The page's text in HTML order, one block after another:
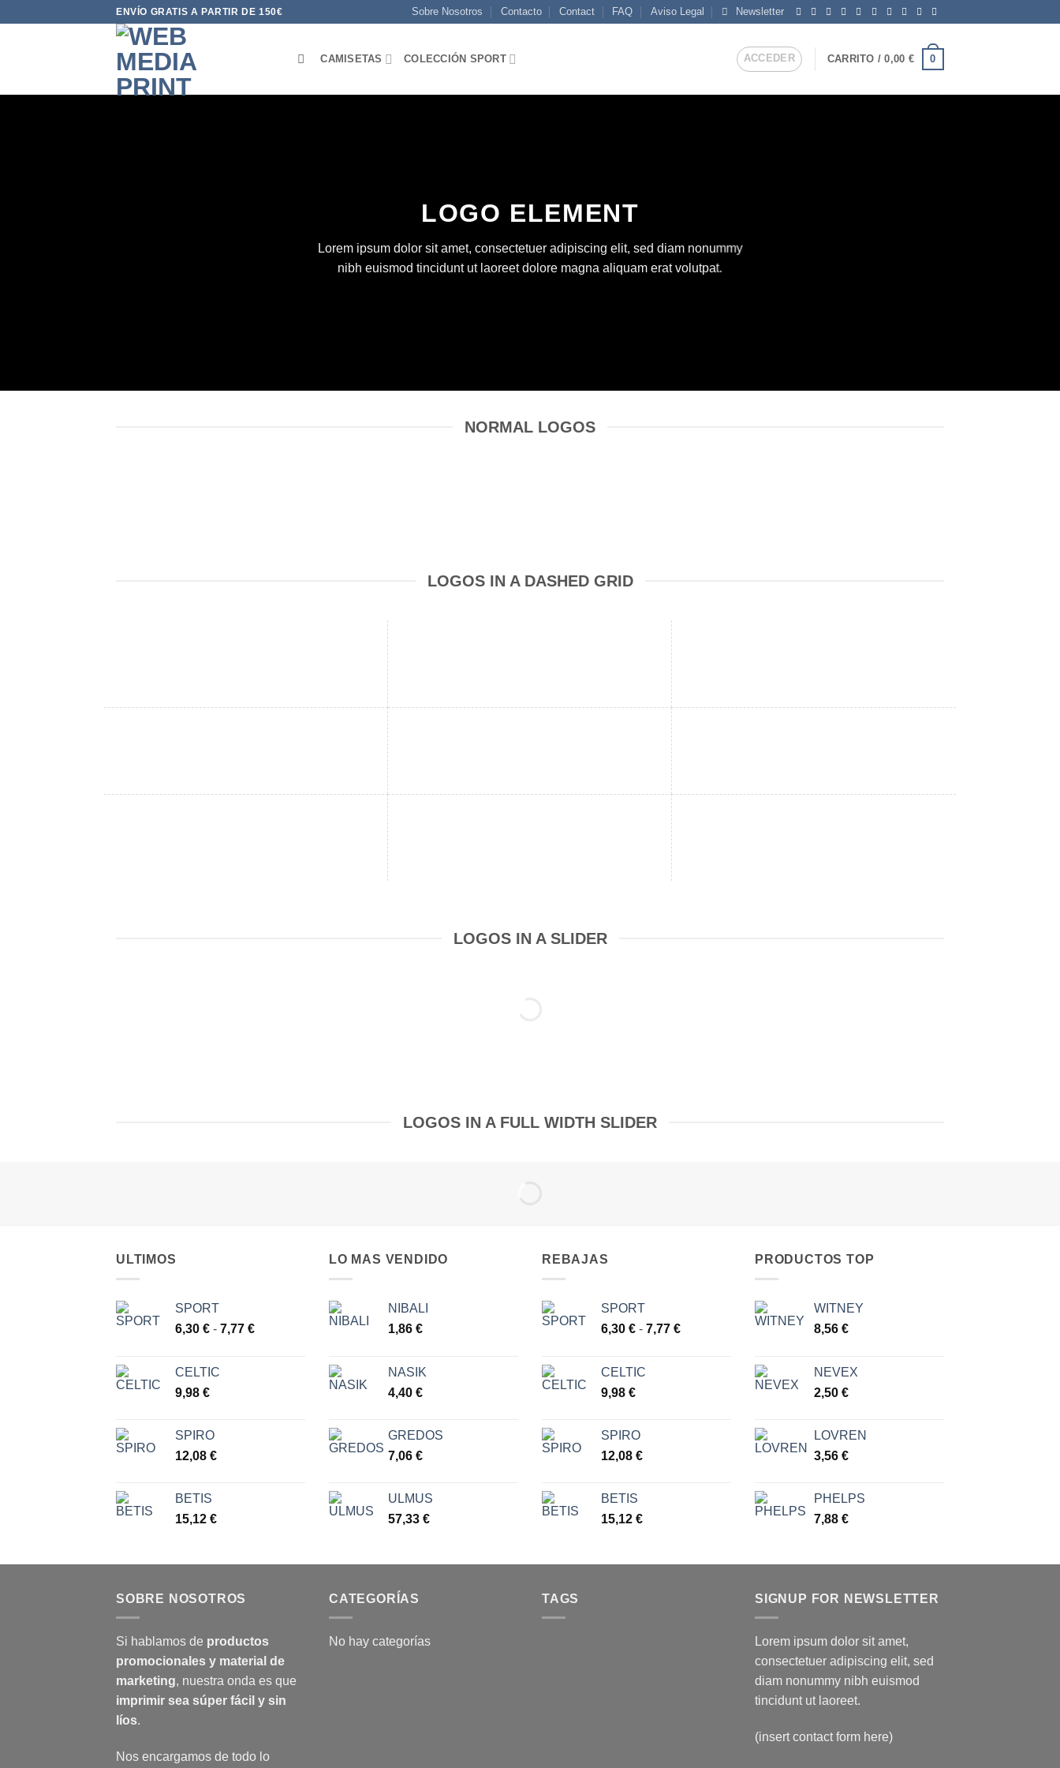
ENVÍO GRATIS A PARTIR DE 150€ Sobre Nosotros Contacto Contact FAQ Aviso Legal Newsletter
CAMISETAS COLECCIÓN SPORT ACCEDER CARRITO /0,00 € 0
LOGO ELEMENT
Lorem ipsum dolor sit amet, consectetuer adipiscing elit, sed diam nonummy
nibh euismod tincidunt ut laoreet dolore magna aliquam erat volutpat.
NORMAL LOGOS
LOGOS IN A DASHED GRID
LOGOS IN A SLIDER
LOGOS IN A FULL WIDTH SLIDER
ULTIMOS
SPORT
6,30 € - 7,77 €Rango
CELTIC
9,98 €
SPIRO
12,08 €
BETIS
15,12 €
LO MAS VENDIDO
NIBALI
1,86 €
NASIK
4,40 €
GREDOS
7,06 €
ULMUS
57,33 €
REBAJAS
SPORT
6,30 € - 7,77 €Rango
CELTIC
9,98 €
SPIRO
12,08 €
BETIS
15,12 €
PRODUCTOS TOP
WITNEY
8,56 €
NEVEX
2,50 €
LOVREN
3,56 €
PHELPS
7,88 €
SOBRE NOSOTROS
Si hablamos de productos
promocionales y material de
marketing, nuestra onda es que
imprimir sea súper fácil y sin
líos.
Nos encargamos de todo lo
CATEGORÍAS
No hay categorías
TAGS SIGNUP FOR NEWSLETTER
Lorem ipsum dolor sit amet,
consectetuer adipiscing elit, sed
diam nonummy nibh euismod
tincidunt ut laoreet.
(insert contact form here)